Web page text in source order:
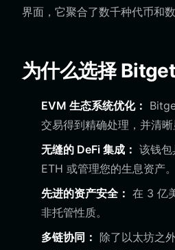
界面，它聚合了数千种代币和
为什么选择
EVM 生态系统优化：
交易得到精确处理，并清晰
无缝的 DeFi 集成： 该钱
ETH 或管理您的生息资产。
先进的资产安全： 在 3 亿
非托管性质。
多链协同： 除了以太坊之